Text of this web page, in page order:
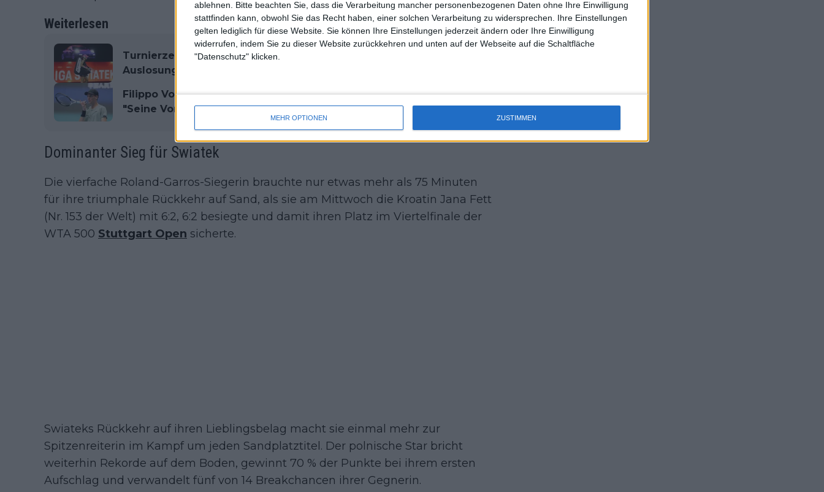
ablehnen. Bitte beachten Sie, dass die Verarbeitung mancher personenbezogenen Daten ohne Ihre Einwilligung
stattfinden kann, obwohl Sie das Recht haben, einer solchen Verarbeitung zu widersprechen. Ihre Einstellungen
gelten lediglich für diese Website. Sie können Ihre Einstellungen jederzeit ändern oder Ihre Einwilligung
widerrufen, indem Sie zu dieser Website zurückkehren und unten auf der Webseite auf die Schaltfläche
"Datenschutz" klicken.
MEHR OPTIONEN ZUSTIMMEN
Weiterlesen
Turnierzentrum WTA Stuttgart Open 2025: Spielplan,
Auslosung, Ergebnisse, Preisgeld und TV Guide
Filippo Volandri ist zuversichtlich für Sinners Comeback:
"Seine Vorbereitung ist auf Roland Garros ausgerichtet"
Dominanter Sieg für Swiatek
Die vierfache Roland-Garros-Siegerin brauchte nur etwas mehr als 75 Minuten
für ihre triumphale Rückkehr auf Sand, als sie am Mittwoch die Kroatin Jana Fett
(Nr. 153 der Welt) mit 6:2, 6:2 besiegte und damit ihren Platz im Viertelfinale der
WTA 500 Stuttgart Open sicherte.
Swiateks Rückkehr auf ihren Lieblingsbelag macht sie einmal mehr zur
Spitzenreiterin im Kampf um jeden Sandplatztitel. Der polnische Star bricht
weiterhin Rekorde auf dem Boden, gewinnt 70 % der Punkte bei ihrem ersten
Aufschlag und verwandelt fünf von 14 Breakchancen ihrer Gegnerin.
uss J-L-Struff wahrscheinlich morge 3 Spiele absolvieren (2.
mal Einzel 1x Doppel) dank der hervorragenden Unterstützung
des Kommentators für F-A-A